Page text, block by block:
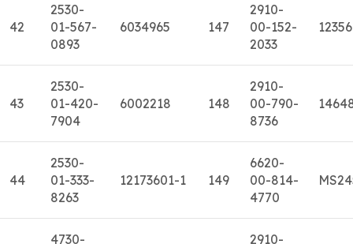
42
2530-
01-567-
0893
6034965 147
2910-
00-152-
2033
43
2530-
01-420-
7904
6002218 148
2910-
00-790-
8736
44
2530-
01-333-
8263
12173601-1 149
6620-
00-814-
4770
4730-
2910-